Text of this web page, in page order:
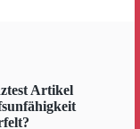
Artikel